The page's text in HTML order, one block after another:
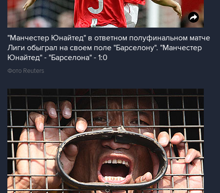
"Манчестер Юнайтед" в ответном полуфинальном матче
Лиги обыграл на своем поле "Барселону". "Манчестер
Юнайтед" - "Барселона" - 1:0
Фото Reuters